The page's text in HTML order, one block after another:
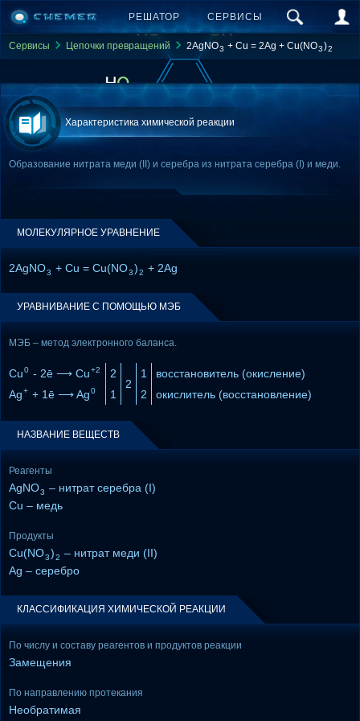
РЕШАТОР СЕРВИСЫ
Сервисы Цепочки превращений 2AgNO3 + Cu = 2Ag + Cu(NO3)2
Характеристика химической реакции
Образование нитрата меди (II) и серебра из нитрата серебра (I) и меди.
МОЛЕКУЛЯРНОЕ УРАВНЕНИЕ
2AgNO3 + Cu = Cu(NO3)2 + 2Ag
УРАВНИВАНИЕ С ПОМОЩЬЮ МЭБ
МЭБ – метод электронного баланса.
Cu0 - 2ē ⟶ Cu+2
2
2
1
восстановитель (окисление)
Ag+ + 1ē ⟶ Ag0 1 2 окислитель (восстановление)
НАЗВАНИЕ ВЕЩЕСТВ
Реагенты
AgNO3 – нитрат серебра (I)
Cu – медь
Продукты
Cu(NO3)2 – нитрат меди (II)
Ag – серебро
КЛАССИФИКАЦИЯ ХИМИЧЕСКОЙ РЕАКЦИИ
По числу и составу реагентов и продуктов реакции
Замещения
По направлению протекания
Необратимая